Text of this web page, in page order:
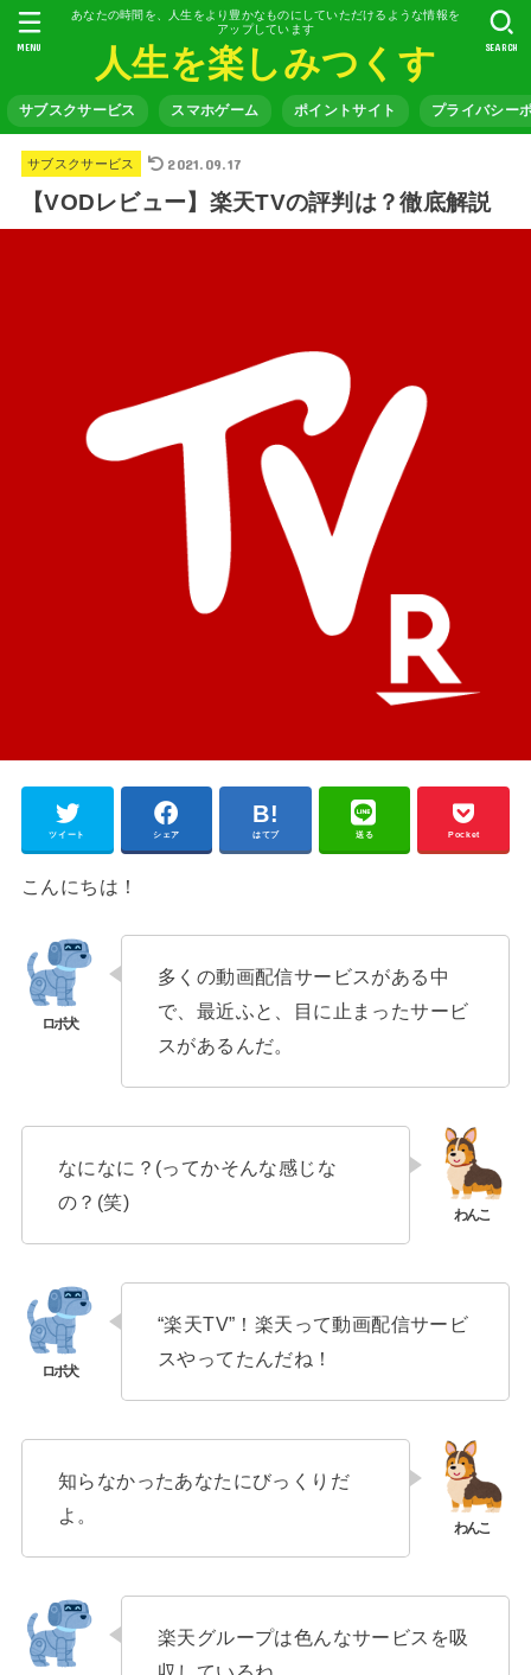
あなたの時間を、人生をより豊かなものにしていただけるような情報を
アップしています
人生を楽しみつくす
サブスクサービス スマホゲーム ポイントサイト プライバシー
SEARCH
MENU
サブスクサービス 2021.09.17
【VODレビュー】楽天TVの評判は？徹底解説
ツイート シェア はてブ 送る Pocket
こんにちは！
多くの動画配信サービスがある中
で、最近ふと、目に止まったサービ
スがあるんだ。
なになに？(ってかそんな感じな
の？(笑)
“楽天TV”！楽天って動画配信サービ
スやってたんだね！
知らなかったあなたにびっくりだ
よ。
楽天グループは色んなサービスを吸